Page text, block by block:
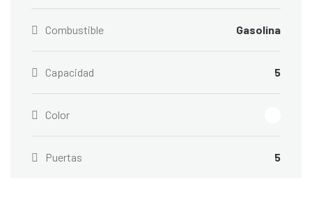
Combustible Gasolina
Capacidad 5
Color
Puertas 5